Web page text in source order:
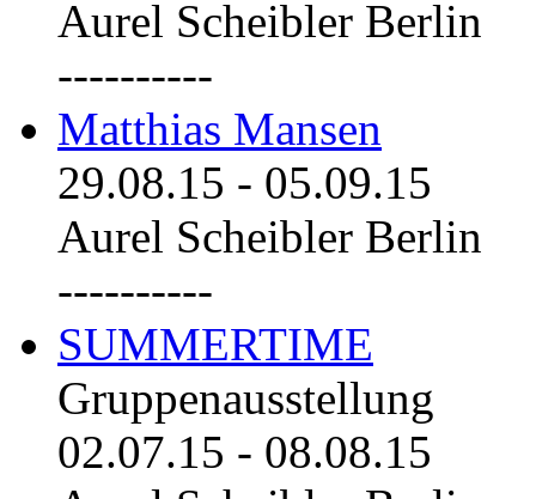
Aurel Scheibler Berlin
----------
Matthias Mansen
29.08.15 - 05.09.15
Aurel Scheibler Berlin
----------
SUMMERTIME
Gruppenausstellung
02.07.15 - 08.08.15